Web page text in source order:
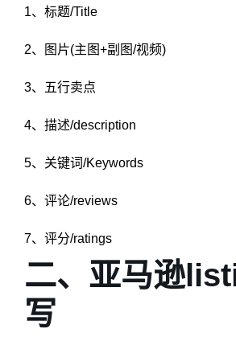
1、标题/Title
2、图片(主图+副图/视频)
3、五行卖点
4、描述/description
5、关键词/Keywords
6、评论/reviews
7、评分/ratings
二、亚马逊
写